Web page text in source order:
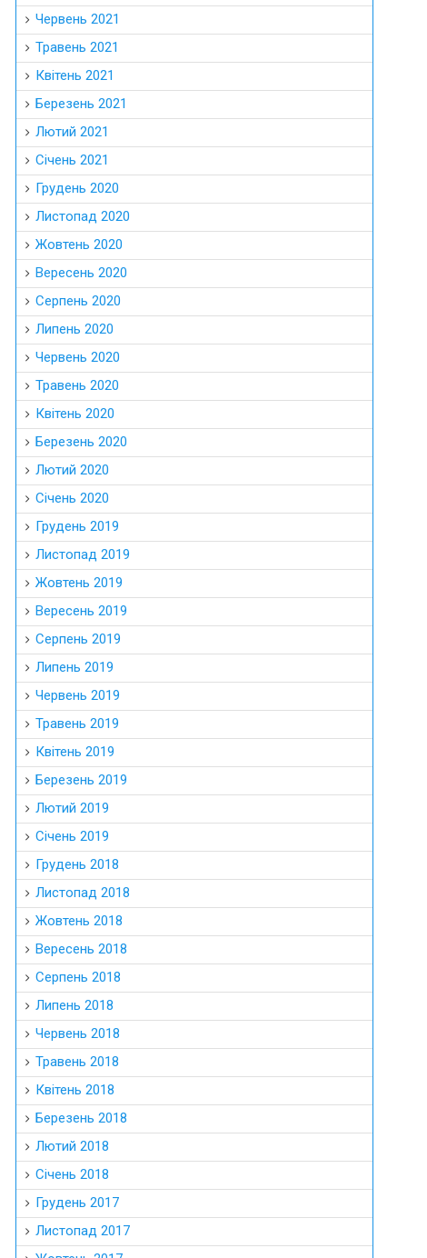
Червень 2021
Травень 2021
Квітень 2021
Березень 2021
Лютий 2021
Січень 2021
Грудень 2020
Листопад 2020
Жовтень 2020
Вересень 2020
Серпень 2020
Липень 2020
Червень 2020
Травень 2020
Квітень 2020
Березень 2020
Лютий 2020
Січень 2020
Грудень 2019
Листопад 2019
Жовтень 2019
Вересень 2019
Серпень 2019
Липень 2019
Червень 2019
Травень 2019
Квітень 2019
Березень 2019
Лютий 2019
Січень 2019
Грудень 2018
Листопад 2018
Жовтень 2018
Вересень 2018
Серпень 2018
Липень 2018
Червень 2018
Травень 2018
Квітень 2018
Березень 2018
Лютий 2018
Січень 2018
Грудень 2017
Листопад 2017